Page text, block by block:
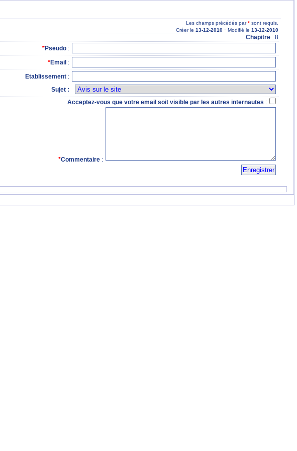
Les champs précédés par* sont requis.
Créer le 13-12-2010 - Modifié le 13-12-2010
Chapitre : 8
*Pseudo :
*Email :
Etablissement :
Sujet :
Acceptez-vous que votre email soit visible par les autres internautes :
*Commentaire: